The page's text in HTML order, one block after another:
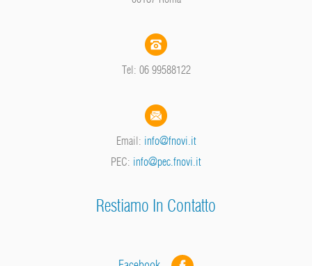
Tel: 06 99588122
Email: info@fnovi.it
PEC: info@pec.fnovi.it
Restiamo In Contatto